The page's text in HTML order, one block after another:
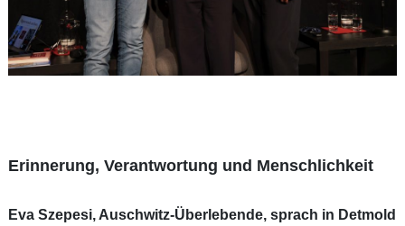
Erinnerung, Verantwortung und Menschlichkeit
Eva Szepesi, Auschwitz-Überlebende, sprach in Detmold